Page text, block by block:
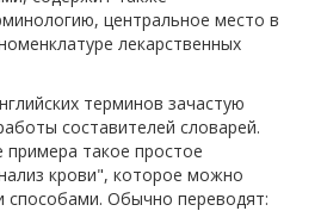
центральное место в
лекарственных
терминов зачастую
составителей словарей.
примера такое простое
крови", которое можно
способами. Обычно переводят: